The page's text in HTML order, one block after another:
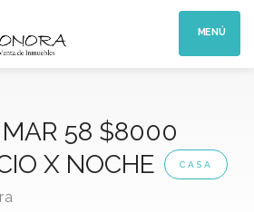
MENÚ
MAR 58 $8000
X NOCHE
CASA